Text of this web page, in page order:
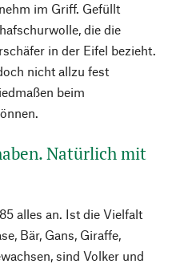
im Griff. Gefüllt
die die
in der Eifel bezieht.
nicht allzu fest
beim
Natürlich mit
alles an. Ist die Vielfalt
Bär, Gans, Giraffe,
sind Volker und